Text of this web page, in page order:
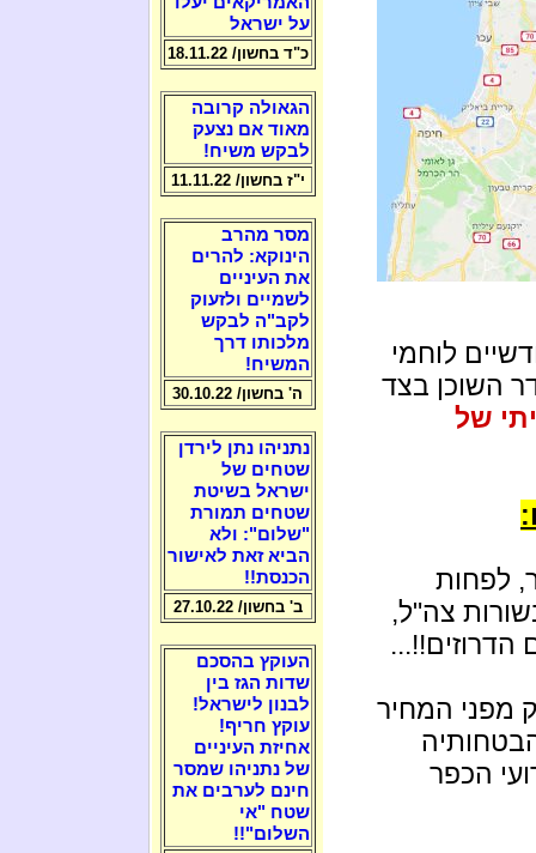
השוכן בצד
של
לפחות
צה"ל,
הדרוזים!!...
מפני המחיר
הכפר
על ישראל
כ"ד בחשון/ 18.11.22
הגאולה קרובה
מאוד אם נצעק
לבקש משיח!
י"ז בחשון/ 11.11.22
מסר מהרב
הינוקא: להרים
את העיניים
לשמיים ולזעוק
לקב"ה לבקש
מלכותו דרך
המשיח!
ה' בחשון/ 30.10.22
נתניהו נתן לירדן
שטחים של
ישראל בשיטת
שטחים תמורת
"שלום": ולא
הביא זאת לאישור
הכנסת!!
ב' בחשון/ 27.10.22
העוקץ בהסכם
שדות הגז בין
לבנון לישראל!
עוקץ חריף!
אחיזת העיניים
של נתניהו שמסר
חינם לערבים את
שטח "אי
השלום"!!